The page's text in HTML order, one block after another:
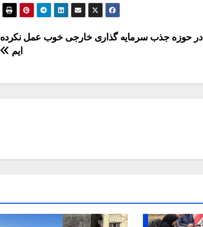
در حوزه جذب سرمایه گذاری خارجی خوب عمل نکرده
ایم